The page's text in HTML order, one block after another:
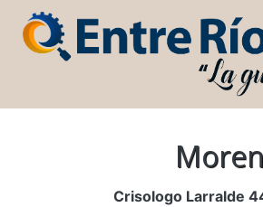
Crisologo Larralde